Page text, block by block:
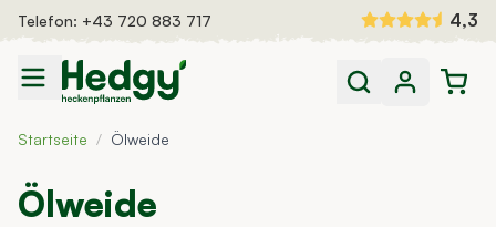
Telefon: +43 720 883 717 4,3
Fertighecken
Auswahlhilfe
Inspiration
Startseite / Ölweide
Ölweide